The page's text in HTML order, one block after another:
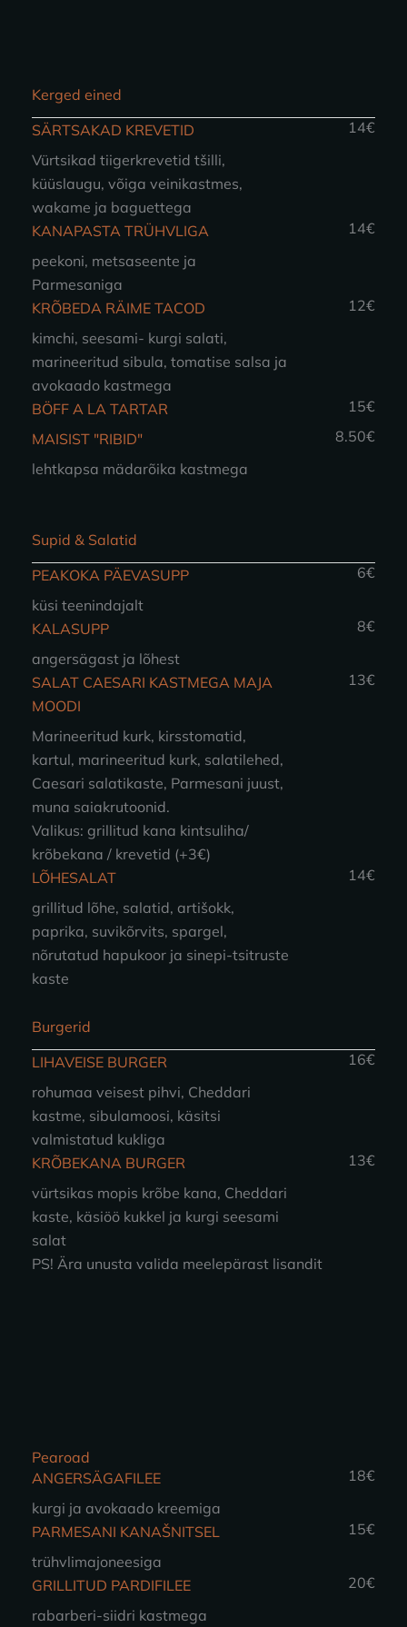
Kerged eined
SÄRTSAKAD KREVETID
Vürtsikad tiigerkrevetid tšilli,
küüslaugu, võiga veinikastmes,
wakame ja baguettega
14€
KANAPASTA TRÜHVLIGA
peekoni, metsaseente ja
Parmesaniga
14€
KRÕBEDA RÄIME TACOD
kimchi, seesami- kurgi salati,
marineeritud sibula, tomatise salsa ja
avokaado kastmega
12€
BÖFF A LA TARTAR
15€
MAISIST "RIBID"
lehtkapsa mädarõika kastmega
8.50€
Supid & Salatid
PEAKOKA PÄEVASUPP
küsi teenindajalt
6€
KALASUPP
angersägast ja lõhest
8€
SALAT CAESARI KASTMEGA MAJA
MOODI
Marineeritud kurk, kirsstomatid,
kartul, marineeritud kurk, salatilehed,
Caesari salatikaste, Parmesani juust,
muna saiakrutoonid.
Valikus: grillitud kana kintsuliha/
krõbekana / krevetid (+3€)
13€
LÕHESALAT
grillitud lõhe, salatid, artišokk,
paprika, suvikõrvits, spargel,
nõrutatud hapukoor ja sinepi-tsitruste
kaste
14€
Burgerid
LIHAVEISE BURGER
rohumaa veisest pihvi, Cheddari
kastme, sibulamoosi, käsitsi
valmistatud kukliga
16€
KRÕBEKANA BURGER
vürtsikas mopis krõbe kana, Cheddari
kaste, käsiöö kukkel ja kurgi seesami
salat
13€
PS! Ära unusta valida meelepärast lisandit
Pearoad
ANGERSÄGAFILEE
kurgi ja avokaado kreemiga
18€
PARMESANI KANAŠNITSEL
trühvlimajoneesiga
15€
GRILLITUD PARDIFILEE
rabarberi-siidri kastmega
20€